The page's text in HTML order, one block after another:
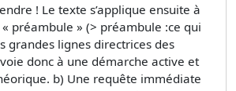
! Le texte s’applique ensuite à
préambule » (> préambule :ce qui
grandes lignes directrices des
donc à une démarche active et
b) Une requête immédiate